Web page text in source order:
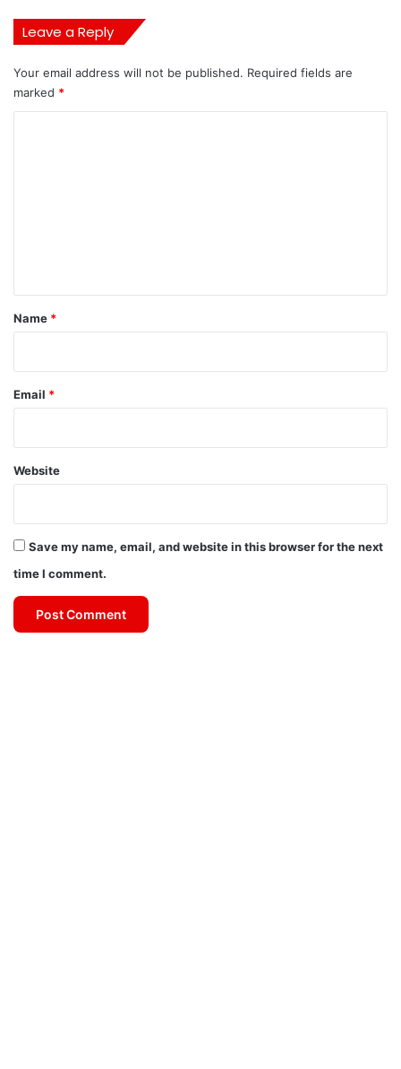
Leave a Reply
Your email address will not be published. Required fields are
marked *
*
Name *
Email *
Website
Save my name, email, and website in this browser for the next
time I comment.